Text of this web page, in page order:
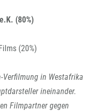
(80%)
(20%)
Verfilmung in Westafrika
ineinander.
Filmpartner gegen